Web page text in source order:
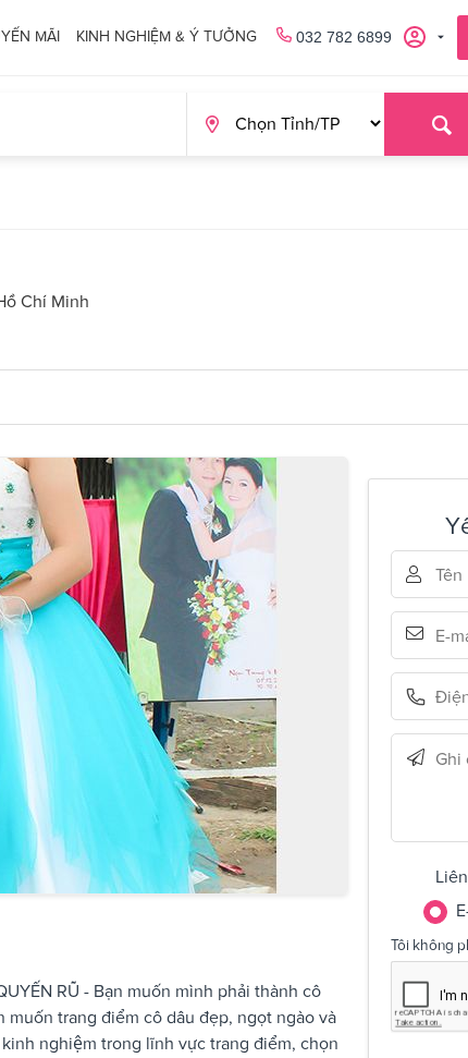
032 782 6899
MÃI KINH NGHIỆM & Ý TƯỞNG
Chí Minh
RŨ - Bạn muốn mình phải thành cô
trang điểm cô dâu đẹp, ngọt ngào và
nghiệm trong lĩnh vực trang điểm, chọn
Tôi không